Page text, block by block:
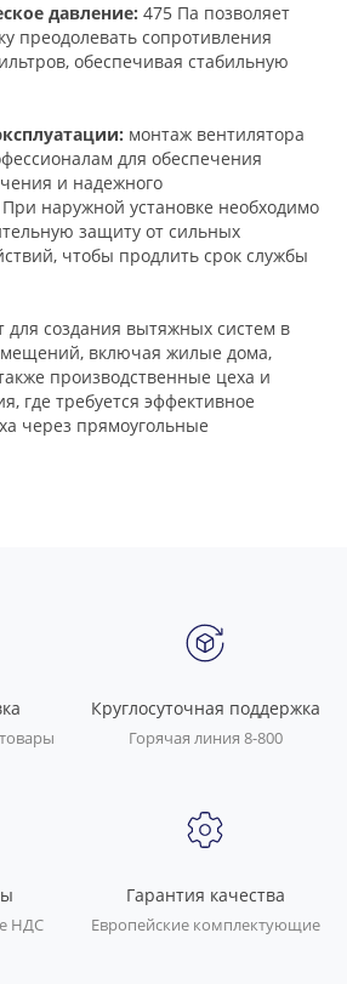
давление: 475 Па позволяет
преодолевать сопротивления
обеспечивая стабильную
монтаж вентилятора
для обеспечения
и надежного
наружной установке необходимо
защиту от сильных
чтобы продлить срок службы
для создания вытяжных систем в
включая жилые дома,
производственные цеха и
где требуется эффективное
через прямоугольные
Круглосуточная поддержка
Горячая линия 8-800
НДС
Гарантия качества
Европейские комплектующие